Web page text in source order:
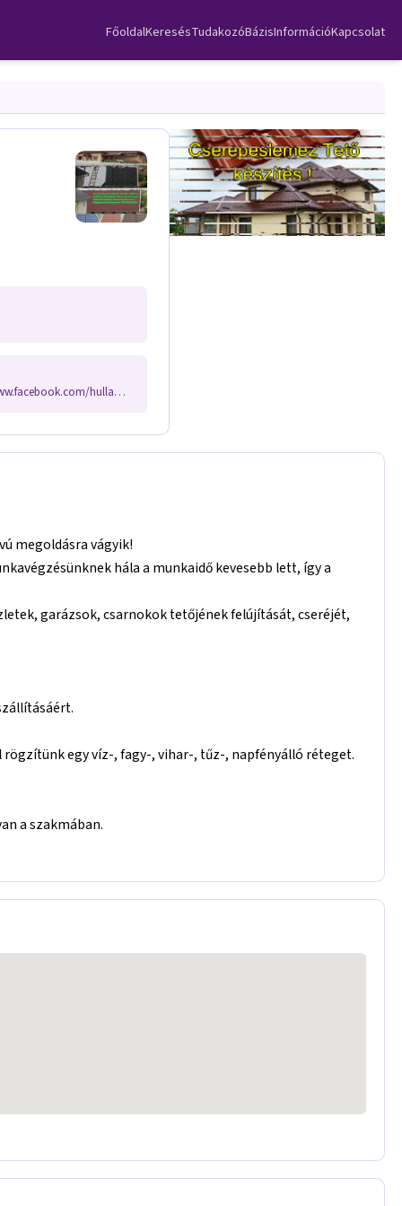
FőoldalKeresésTudakozóBázisInformációKapcsolat
www.hullampala-felujitas.hu www.pala-lagad.hu www.facebook.com/hullamszig/
megoldásra vágyik!
hála a munkaidő kevesebb lett, így a
garázsok, csarnokok tetőjének felújítását, cseréjét,
egy víz-, fagy-, vihar-, tűz-, napfényálló réteget.
a szakmában.